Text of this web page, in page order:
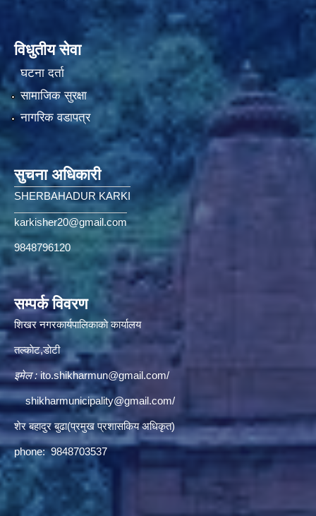
विधुतीय सेवा
घटना दर्ता
सामाजिक सुरक्षा
नागरिक वडापत्र
सुचना अधिकारी
SHERBAHADUR KARKI
karkisher20@gmail.com
9848796120
सम्पर्क विवरण
शिखर नगरकार्यपालिकाकाे कार्यालय
तल्काेट,डाेटी
इमेल :ito.shikharmun@gmail.com/
shikharmunicipality@gmail.com/
शेर बहादुर बुढा(प्रमुख प्रशासकिय अधिकृत)
phone: 9848703537